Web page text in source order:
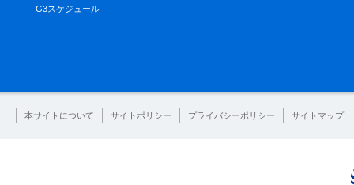
G3スケジュール
本サイトについて サイトポリシー プライバシーポリシー サイトマップ